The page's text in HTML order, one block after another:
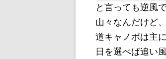
と言っても逆風
山々なんだけど
道キャノボは主
日を選べば追い